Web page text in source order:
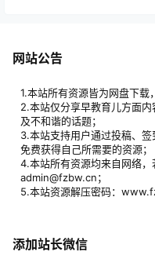
网站公告
1.本站所有资源皆为网盘下载
2.本站仅分享早教育儿方面
及不和谐的话题；
3.本站支持用户通过投稿、
免费获得自己所需要的资源；
4.本站所有资源均来自网络，
admin@fzbw.cn；
5.本站资源解压密码：
添加站长微信